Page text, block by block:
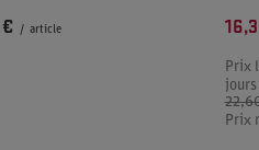
/ article
Prix
Prix